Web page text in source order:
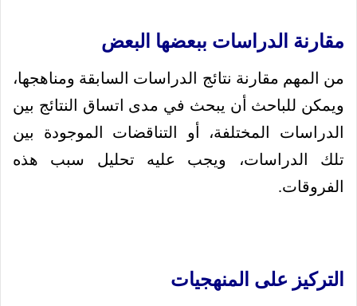
مقارنة الدراسات ببعضها البعض
من المهم مقارنة نتائج الدراسات السابقة ومناهجها،
ويمكن للباحث أن يبحث في مدى اتساق النتائج بين
الدراسات المختلفة، أو التناقضات الموجودة بين
تلك الدراسات، ويجب عليه تحليل سبب هذه
الفروقات.
التركيز على المنهجيات